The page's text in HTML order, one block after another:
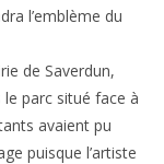
l’emblème du
de Saverdun,
le parc situé face à
avaient pu
puisque l’artiste